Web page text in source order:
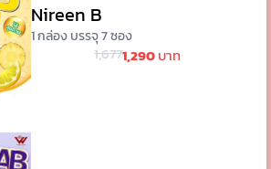
Nireen B
1 กล่อง บรรจุ 7 ซอง
1,6771,290บาท